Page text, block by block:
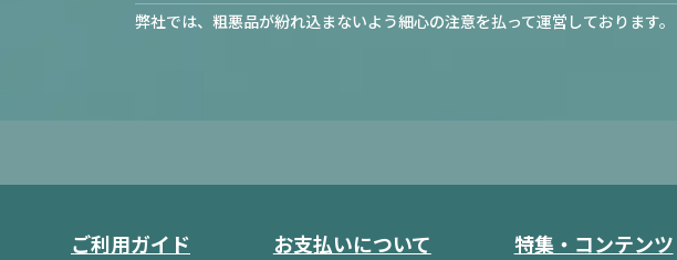
弊社では、粗悪品が紛れ込まないよう細心の注意を払って運営しております。
ご利用ガイド お支払いについて 特集・コンテンツ